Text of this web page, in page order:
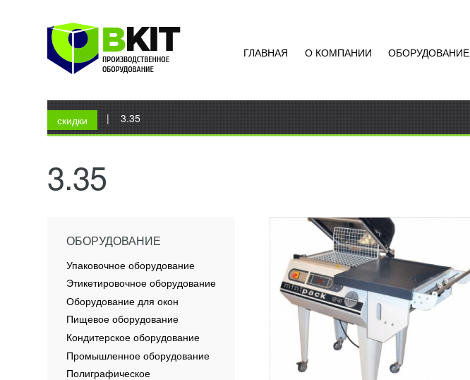
ГЛАВНАЯ О КОМПАНИИ ОБОРУДОВАНИЕ
Вы здесь
Главная | 3.35
3.35
73 152RUB
С помощью итальянской
полуавтоматической машины
камерного типа модели RP 40 можно
ОБОРУДОВАНИЕ
Упаковочное оборудование
Этикетировочное оборудование
Оборудование для окон
Пищевое оборудование
Кондитерское оборудование
Промышленное оборудование
Полиграфическое
скидки